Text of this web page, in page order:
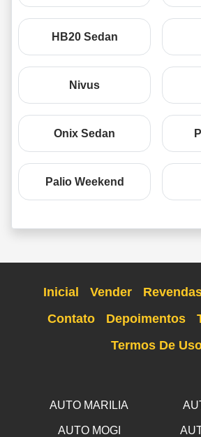
HB20 Sedan
Nivus
Onix Sedan
Palio Weekend
Inicial Vender
Contato
Depoimentos
Termos De
AUTO MARILIA
AUTO MOGI